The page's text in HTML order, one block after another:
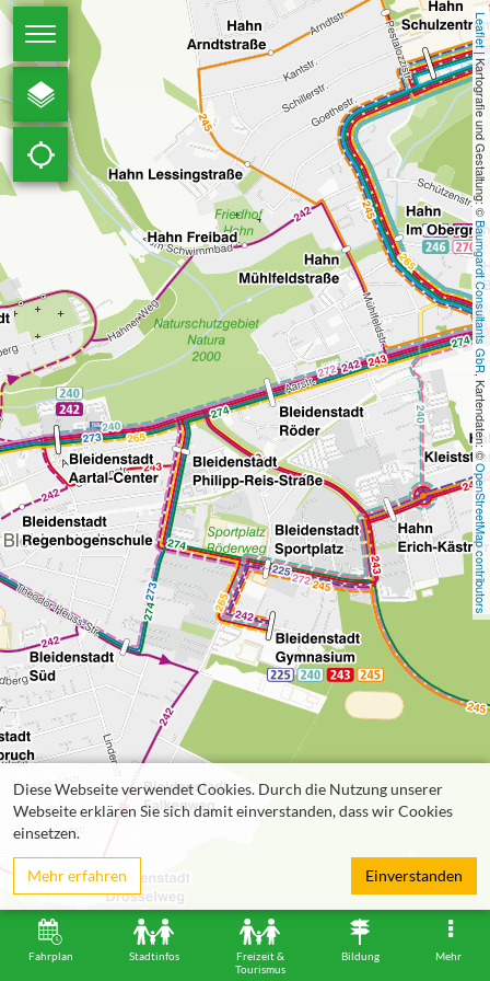
Navigation
öffnen
Sprache
Kontakt
Datenschutz
Dein RTV
Leaflet
| Kartografie und Gestaltung: ©
Baumgardt Consultants GbR
, Kartendaten: ©
OpenStreetMap contributors
Fahrplan Stadtinfos
Freizeit &
Tourismus
Bildung Mehr
Diese Webseite verwendet Cookies. Durch die Nutzung unserer
Webseite erklären Sie sich damit einverstanden, dass wir Cookies
einsetzen.
Mehr erfahren Einverstanden